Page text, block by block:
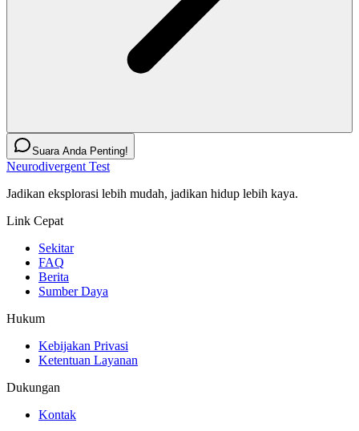
Suara Anda Penting!
Neurodivergent Test
Jadikan eksplorasi lebih mudah, jadikan hidup lebih kaya.
Link Cepat
Sekitar
FAQ
Berita
Sumber Daya
Hukum
Kebijakan Privasi
Ketentuan Layanan
Dukungan
Kontak